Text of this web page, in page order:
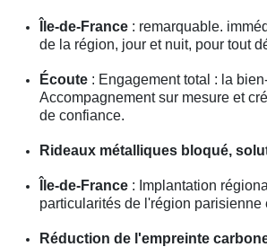
Île-de-France : remarquable.
de la région, jour et nuit, pour tout
Écoute : Engagement total : la
Accompagnement sur mesure et
de confiance.
Rideaux métalliques bloqué,
Île-de-France : Implantation
particularités de l'région parisienne
Réduction de l'empreinte